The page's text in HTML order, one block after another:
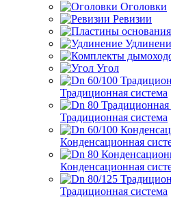
Оголовки
Ревизии
Угол
Традиционная система
Традиционная система
Конденсационная
Конденсационная
Традиционная система